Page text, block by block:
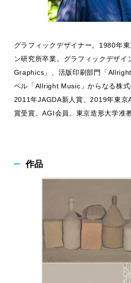
グラフィックデザイナー。1980年
ン研究所卒業。グラフィックデザ
Graphics」、活版印刷部門「
ベル「Allright Music」からなる株式
2011年JAGDA新人賞、2019年東
賞受賞。AGI会員。東京造形大学准教
作品